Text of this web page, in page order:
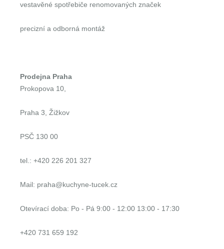
vestavěné spotřebiče renomovaných značek
precizní a odborná montáž
Prodejna Praha
Prokopova 10,
Praha 3, Žižkov
PSČ 130 00
tel.: +420 226 201 327
Mail: praha@kuchyne-tucek.cz
Otevírací doba: Po - Pá 9:00 - 12:00 13:00 - 17:30
+420 731 659 192